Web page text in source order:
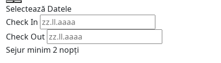
Selectează Datele
Check In
Check Out
Sejur minim 2 nopți